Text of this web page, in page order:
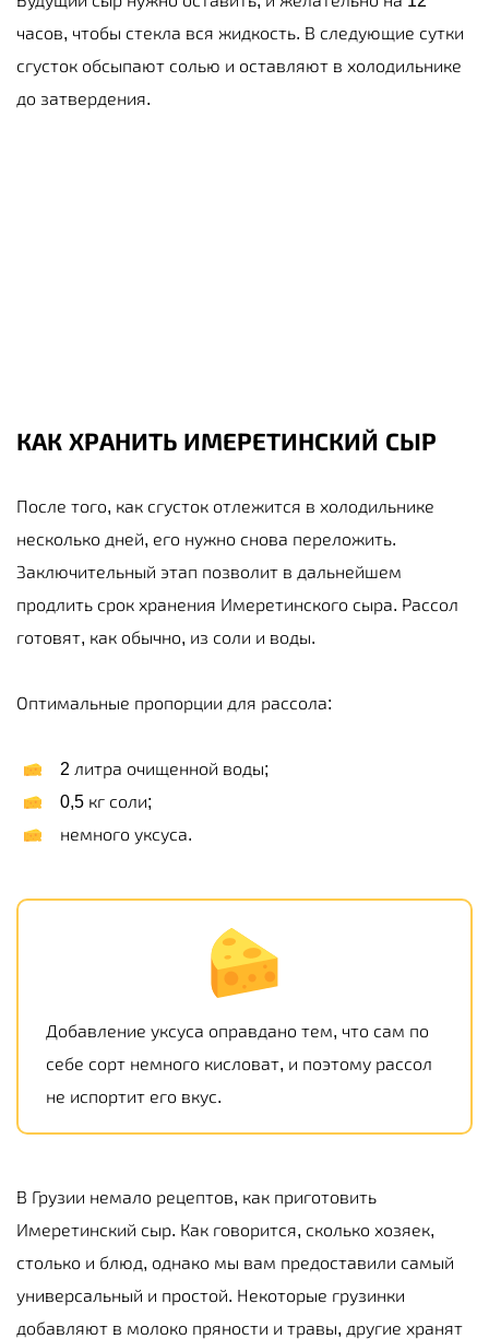
часов, чтобы стекла вся жидкость. В следующие сутки
сгусток обсыпают солью и оставляют в холодильнике
до затвердения.
КАК ХРАНИТЬ ИМЕРЕТИНСКИЙ СЫР
После того, как сгусток отлежится в холодильнике
несколько дней, его нужно снова переложить.
Заключительный этап позволит в дальнейшем
продлить срок хранения Имеретинского сыра. Рассол
готовят, как обычно, из соли и воды.
Оптимальные пропорции для рассола:
2 литра очищенной воды;
0,5 кг соли;
немного уксуса.
Добавление уксуса оправдано тем, что сам по
себе сорт немного кисловат, и поэтому рассол
не испортит его вкус.
В Грузии немало рецептов, как приготовить
Имеретинский сыр. Как говорится, сколько хозяек,
столько и блюд, однако мы вам предоставили самый
универсальный и простой. Некоторые грузинки
добавляют в молоко пряности и травы, другие хранят